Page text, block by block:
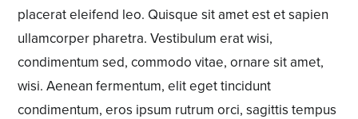
placerat eleifend leo. Quisque sit amet est et sapien
ullamcorper pharetra. Vestibulum erat wisi,
condimentum sed,commodo vitae, ornare sit amet,
wisi. Aenean fermentum, elit eget tincidunt
condimentum, eros ipsum rutrum orci, sagittis tempus